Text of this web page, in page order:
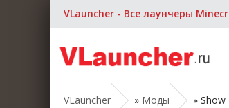
VLauncher - Все лаунчеры
VLauncher » Моды »